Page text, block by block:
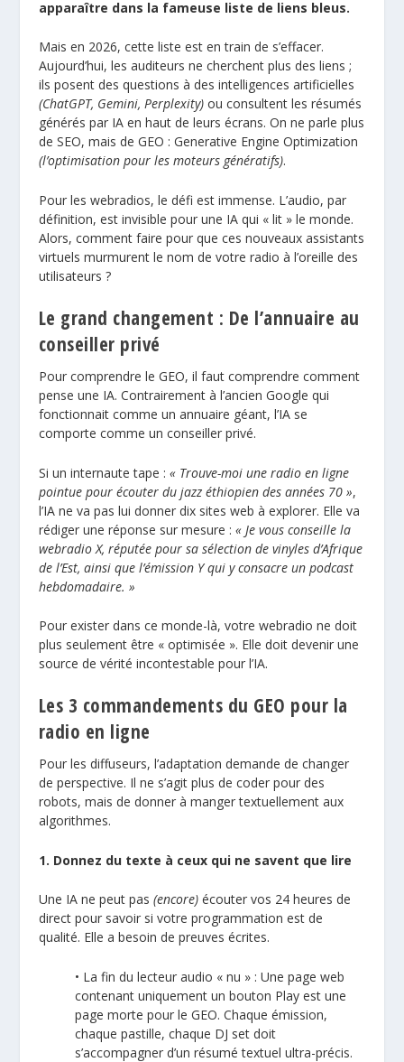
apparaître dans la fameuse liste de liens bleus.
Mais en 2026, cette liste est en train de s’effacer.
Aujourd’hui, les auditeurs ne cherchent plus des liens ;
ils posent des questions à des intelligences artificielles
(ChatGPT, Gemini, Perplexity)ou consultent les résumés
générés par IA en haut de leurs écrans. On ne parle plus
de SEO, mais de GEO : Generative Engine Optimization
(l’optimisation pour les moteurs génératifs).
Pour les webradios, le défi est immense. L’audio, par
définition, est invisible pour une IA qui « lit » le monde.
Alors, comment faire pour que ces nouveaux assistants
virtuels murmurent le nom de votre radio à l’oreille des
utilisateurs ?
Le grand changement : De l’annuaire au
conseiller privé
Pour comprendre le GEO, il faut comprendre comment
pense une IA. Contrairement à l’ancien Google qui
fonctionnait comme un annuaire géant, l’IA se
comporte comme un conseiller privé.
Si un internaute tape : « Trouve-moi une radio en ligne
pointue pour écouter du jazz éthiopien des années 70 »,
l’IA ne va pas lui donner dix sites web à explorer. Elle va
rédiger une réponse sur mesure : « Je vous conseille la
webradio X, réputée pour sa sélection de vinyles d’Afrique
de l’Est, ainsi que l’émission Y qui y consacre un podcast
hebdomadaire. »
Pour exister dans ce monde-là, votre webradio ne doit
plus seulement être « optimisée ». Elle doit devenir une
source de vérité incontestable pour l’IA.
Les 3 commandements du GEO pour la
radio en ligne
Pour les diffuseurs, l’adaptation demande de changer
de perspective. Il ne s’agit plus de coder pour des
robots, mais de donner à manger textuellement aux
algorithmes.
1. Donnez du texte à ceux qui ne savent que lire
Une IA ne peut pas (encore)écouter vos 24 heures de
direct pour savoir si votre programmation est de
qualité. Elle a besoin de preuves écrites.
• La fin du lecteur audio « nu » : Une page web
contenant uniquement un bouton Play est une
page morte pour le GEO. Chaque émission,
chaque pastille, chaque DJ set doit
s’accompagner d’un résumé textuel ultra-précis.